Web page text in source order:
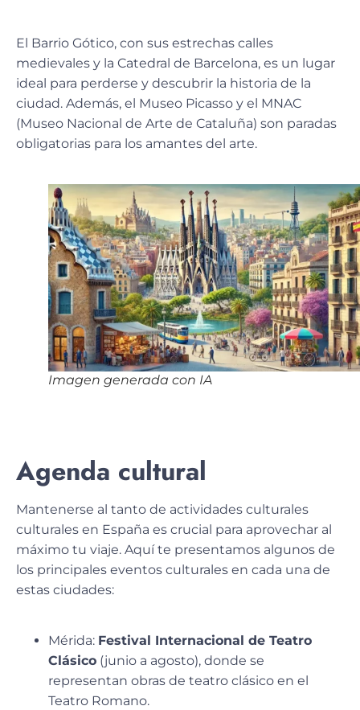
El Barrio Gótico, con sus estrechas calles
medievales y la Catedral de Barcelona, es un lugar
ideal para perderse y descubrir la historia de la
ciudad. Además, el Museo Picasso y el MNAC
(Museo Nacional de Arte de Cataluña) son paradas
obligatorias para los amantes del arte.
Imagen generada con IA
Agenda cultural
Mantenerse al tanto de actividades culturales
culturales en España es crucial para aprovechar al
máximo tu viaje. Aquí te presentamos algunos de
los principales eventos culturales en cada una de
estas ciudades:
Mérida: Festival Internacional de Teatro
Clásico (junio a agosto), donde se
representan obras de teatro clásico en el
Teatro Romano.